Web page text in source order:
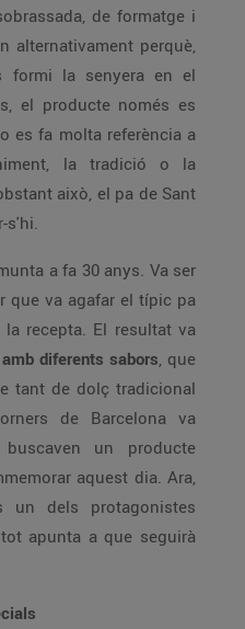
de formatge i
alternativament perquè,
formi la senyera en el
el producte només es
es fa molta referència a
la tradició o la
això, el pa de Sant
s'hi.
a fa 30 anys. Va ser
que va agafar el típic pa
recepta. El resultat va
diferents sabors, que
tant de dolç tradicional
de Barcelona va
un producte
aquest dia. Ara,
dels protagonistes
apunta a que seguirà